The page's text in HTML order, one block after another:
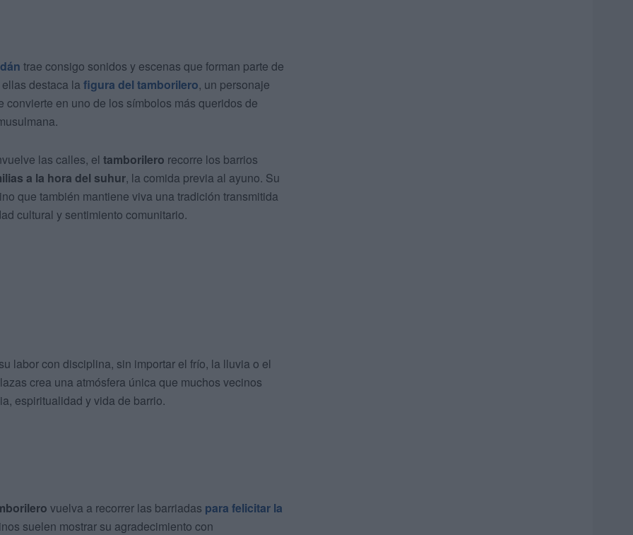
trae consigo sonidos y escenas que forman parte de
destaca la figura del tamborilero, un personaje
en uno de los símbolos más queridos de
las calles, el tamborilero recorre los barrios
a la hora del suhur, la comida previa al ayuno. Su
que también mantiene viva una tradición transmitida
cultural y sentimiento comunitario.
labor con disciplina, sin importar el frío, la lluvia o el
crea una atmósfera única que muchos vecinos
espiritualidad y vida de barrio.
vuelva a recorrer las barriadas para felicitar la
suelen mostrar su agradecimiento con